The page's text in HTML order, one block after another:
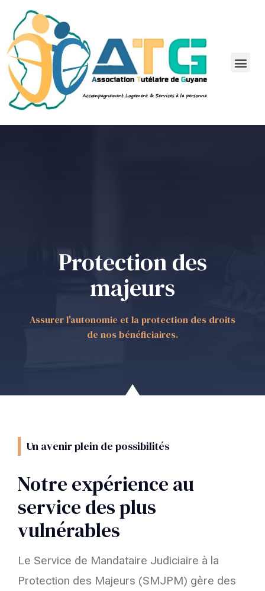
Protection des
majeurs
Assurer l'autonomie et la protection des droits
de nos bénéficiaires.
Un avenir plein de possibilités
Notre expérience au
service des plus
vulnérables
Le Service de Mandataire Judiciaire à la
Protection des Majeurs (SMJPM) gère des